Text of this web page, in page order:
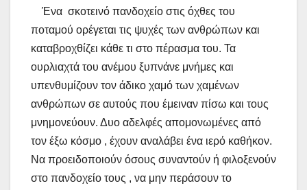
Ένα σκοτεινό πανδοχείο στις όχθες του
ποταμού ορέγεται τις ψυχές των ανθρώπων και
καταβροχθίζει κάθε τι στο πέρασμα του. Τα
ουρλιαχτά του ανέμου ξυπνάνε μνήμες και
υπενθυμίζουν τον άδικο χαμό των χαμένων
ανθρώπων σε αυτούς που έμειναν πίσω και τους
μνημονεύουν. Δυο αδελφές απομονωμένες από
τον έξω κόσμο , έχουν αναλάβει ένα ιερό καθήκον.
Να προειδοποιούν όσους συναντούν ή φιλοξενούν
στο πανδοχείο τους , να μην περάσουν το